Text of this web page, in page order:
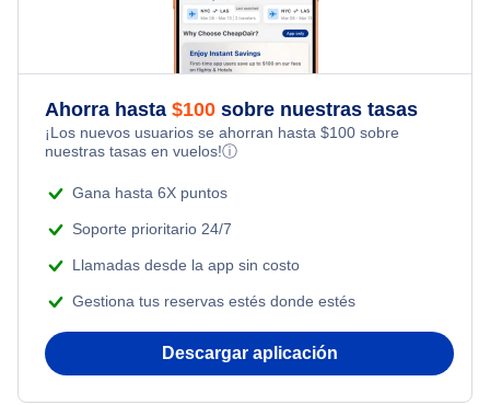
Ahorra hasta $100 sobre nuestras tasas
¡Los nuevos usuarios se ahorran hasta $100 sobre
nuestras tasas en vuelos!ⓘ
Gana hasta 6X puntos
Soporte prioritario 24/7
Llamadas desde la app sin costo
Gestiona tus reservas estés donde estés
Descargar aplicación